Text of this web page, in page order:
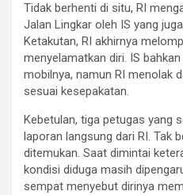
Tidak berhenti di situ, RI
Jalan Lingkar oleh IS yang
Ketakutan, RI akhirnya
menyelamatkan diri. IS
mobilnya, namun RI menolak
sesuai kesepakatan.
Kebetulan, tiga petugas yang
laporan langsung dari RI. Tak
ditemukan. Saat dimintai
kondisi diduga masih
sempat menyebut dirinya